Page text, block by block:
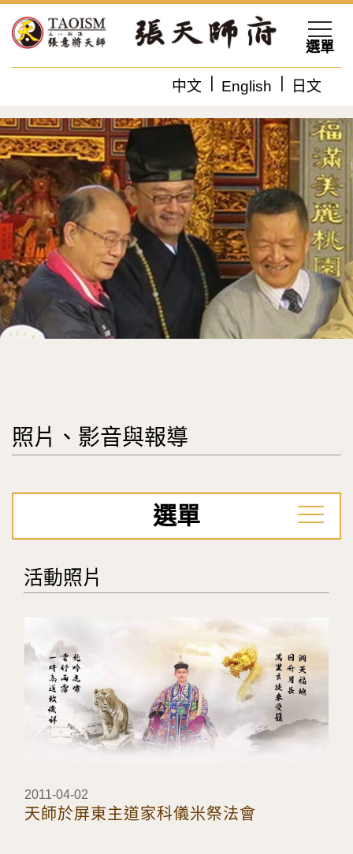
中文 English 日文
選單
照片、影音與報導
選單
活動照片
2011-04-02
天師於屏東主道家科儀米祭法會